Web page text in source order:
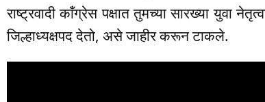
राष्ट्रवादी काँग्रेस पक्षात तुमच्या सारख्या युवा
जिल्हाध्यक्षपद देतो, असे जाहीर करून टाकले.